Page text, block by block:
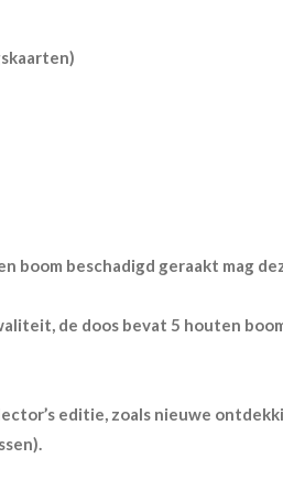
boom beschadigd geraakt mag
de doos bevat 5 houten
editie, zoals nieuwe